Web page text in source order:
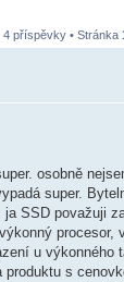
4 příspěvky • Stránka
osobně
super.
SSD považuji
procesor,
u výkonného
s